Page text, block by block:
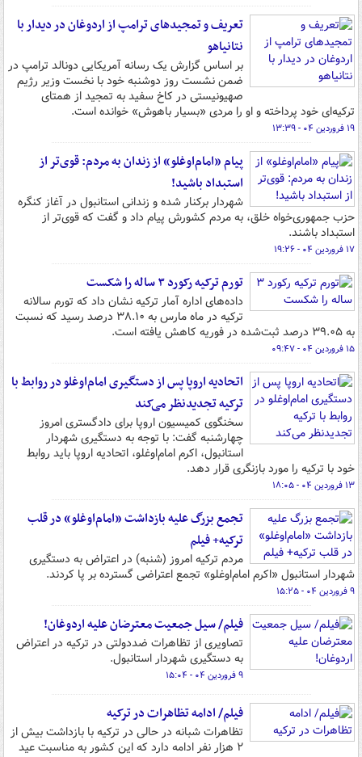
تعریف و تمجیدهای ترامپ از اردوغان در دیدار با
نتانیاهو
بر اساس گزارش یک رسانه آمریکایی دونالد ترامپ در
ضمن نشست روز دوشنبه خود با نخست وزیر رژیم
صهیونیستی در کاخ سفید به تمجید از همتای
ترکیه‌ای خود پرداخته و او را مردی «بسیار باهوش» خوانده است.
۱۹ فروردین ۰۴ - ۱۳:۳۹
پیام «امام‌اوغلو» از زندان به مردم: قوی‌تر از
استبداد باشید!
شهردار برکنار شده و زندانی استانبول در آغاز کنگره
حزب جمهوری‌خواه خلق، به مردم کشورش پیام داد و گفت که قوی‌تر از
استبداد باشند.
۱۷ فروردین ۰۴ - ۱۹:۲۶
تورم ترکیه رکورد ۳ ساله را شکست
داده‌های اداره آمار ترکیه نشان داد که تورم سالانه
ترکیه در ماه مارس به ۳۸.۱۰ درصد رسید که نسبت
به ۳۹.۰۵ درصد ثبت‌شده در فوریه کاهش یافته است.
۱۵ فروردین ۰۴ - ۰۹:۴۷
اتحادیه اروپا پس از دستگیری امام‌اوغلو در روابط با
ترکیه تجدیدنظر می‌کند
سخنگوی کمیسیون اروپا برای دادگستری امروز
چهارشنبه گفت: با توجه به دستگیری شهردار
استانبول، اکرم امام‌اوغلو، اتحادیه اروپا باید روابط
خود با ترکیه را مورد بازنگری قرار دهد.
۱۳ فروردین ۰۴ - ۱۸:۰۵
تجمع بزرگ علیه بازداشت «امام‌اوغلو» در قلب
ترکیه+ فیلم
مردم ترکیه امروز (شنبه) در اعتراض به دستگیری
شهردار استانبول «اکرم امام‌اوغلو» تجمع اعتراضی گسترده بر پا کردند.
۹ فروردین ۰۴ - ۱۵:۲۵
فیلم/ سیل جمعیت معترضان علیه اردوغان!
تصاویری از تظاهرات ضددولتی در ترکیه در اعتراض
به دستگیری شهردار استانبول.
۹ فروردین ۰۴ - ۱۵:۰۴
فیلم/ ادامه تظاهرات در ترکیه
تظاهرات شبانه در حالی در ترکیه با بازداشت بیش از
۲ هزار نفر ادامه دارد که این کشور به مناسبت عید